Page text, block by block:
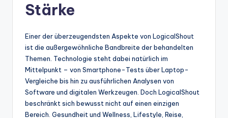
Stärke
Einer der überzeugendsten Aspekte von LogicalShout
ist die außergewöhnliche Bandbreite der behandelten
Themen. Technologie steht dabei natürlich im
Mittelpunkt – von Smartphone-Tests über Laptop-
Vergleiche bis hin zu ausführlichen Analysen von
Software und digitalen Werkzeugen. Doch LogicalShout
beschränkt sich bewusst nicht auf einen einzigen
Bereich. Gesundheit und Wellness, Lifestyle, Reise,